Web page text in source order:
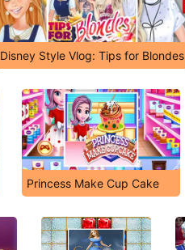
Disney Style Vlog: Tips for Blondes
Princess Make Cup Cake